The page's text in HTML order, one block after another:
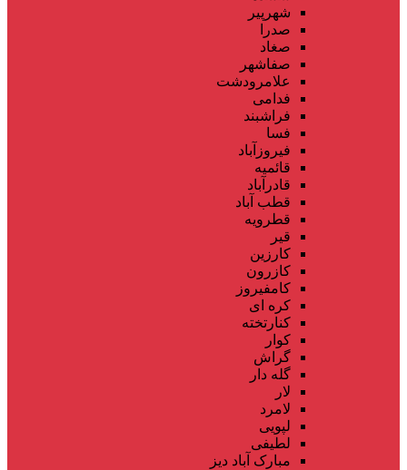
شهرپیر
صدرا
صغاد
صفاشهر
علامرودشت
فدامی
فراشبند
فسا
فیروزآباد
قائمیه
قادرآباد
قطب آباد
قطرویه
قیر
کارزین
کازرون
کامفیروز
کره ای
کنارتخته
کوار
گراش
گله دار
لار
لامرد
لپویی
لطیفی
مبارک آباد دیز